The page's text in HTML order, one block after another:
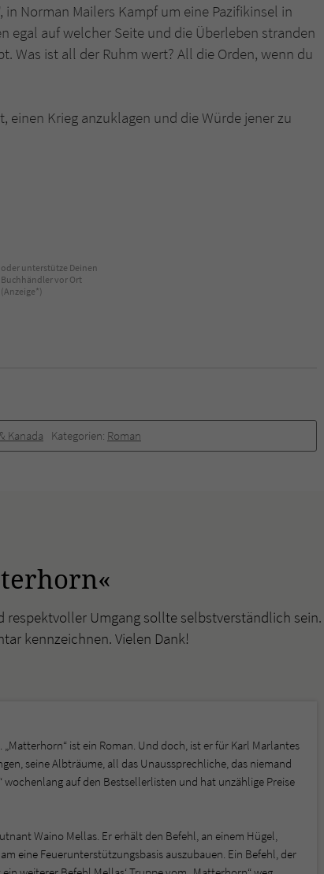
Norman Mailers Kampf um eine Pazifikinsel in
egal auf welcher Seite und die Überleben stranden
Was ist all der Ruhm wert? All die Orden, wenn du
Krieg anzuklagen und die Würde jener zu
oder unterstütze Deinen
Buchhändler vor Ort
(Anzeige*)
Kanada Kategorien: Roman
respektvoller Umgang sollte selbstverständlich
kennzeichnen. Vielen Dank!
ist ein Roman. Und doch, ist er für Karl Marlantes
seine Albträume, all das Unaussprechliche, das niemand
auf den Bestsellerlisten und hat unzählige Preise
Waino Mellas. Er erhält den Befehl, an einem Hügel,
eine Feuerunterstützungsbasis auszubauen. Ein Befehl, der